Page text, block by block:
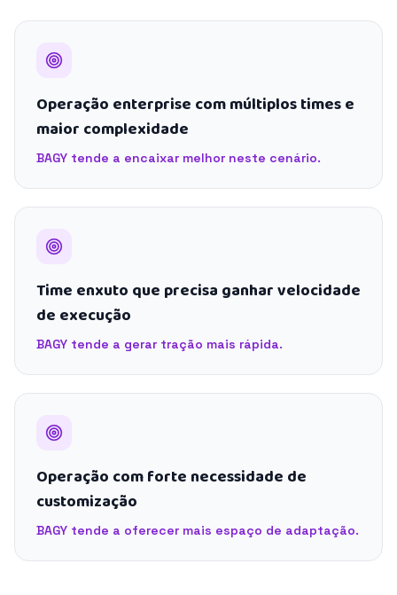
Operação enterprise com múltiplos times e
maior complexidade
BAGY tende a encaixar melhor neste cenário.
Time enxuto que precisa ganhar velocidade
de execução
BAGY tende a gerar tração mais rápida.
Operação com forte necessidade de
customização
BAGY tende a oferecer mais espaço de adaptação.